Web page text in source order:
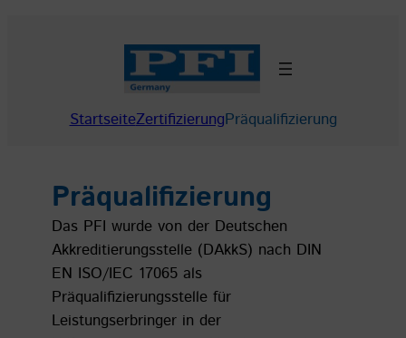
StartseiteZertifizierungPräqualifizierung
Präqualifizierung
Das PFI wurde von der Deutschen
Akkreditierungsstelle (DAkkS) nach DIN
EN ISO/IEC 17065 als
Präqualifizierungsstelle für
Leistungserbringer in der